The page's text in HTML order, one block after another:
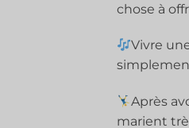
chose à
Vivre
Après
marient